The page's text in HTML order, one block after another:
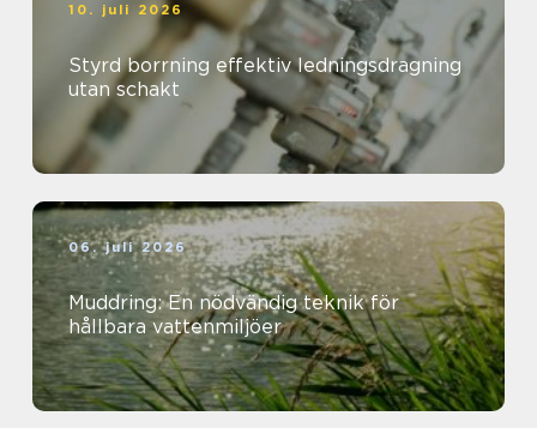
10. juli 2026
Styrd borrning effektiv ledningsdragning
utan schakt
06. juli 2026
Muddring: En nödvändig teknik för
hållbara vattenmiljöer